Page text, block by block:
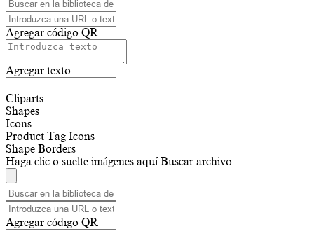
Agregar código QR
Agregar texto
Cliparts
Shapes
Icons
Product Tag Icons
Shape Borders
Haga clic o suelte imágenes aquí Buscar archivo
Agregar código QR